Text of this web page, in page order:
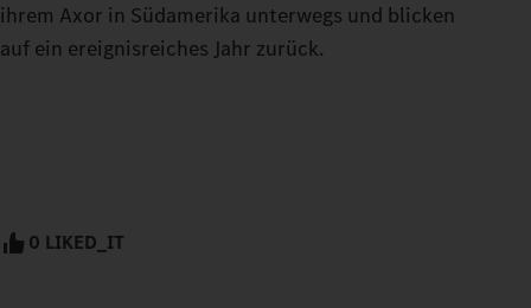
ihrem Axor in Südamerika unterwegs und blicken
auf ein ereignisreiches Jahr zurück.
0 LIKED_IT